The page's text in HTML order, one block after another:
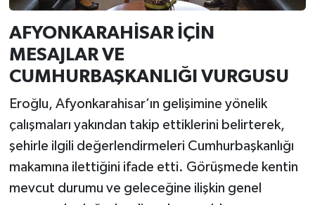
AFYONKARAHİSAR İÇİN
MESAJLAR VE
CUMHURBAŞKANLIĞI VURGUSU
Eroğlu, Afyonkarahisar’ın gelişimine yönelik
çalışmaları yakından takip ettiklerini belirterek,
şehirle ilgili değerlendirmeleri Cumhurbaşkanlığı
makamına ilettiğini ifade etti. Görüşmede kentin
mevcut durumu ve geleceğine ilişkin genel